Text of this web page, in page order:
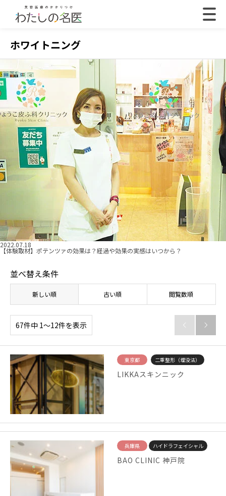
ホワイトニング
2022.07.18
【体験取材】ポテンツァの効果は？経過や効果の実感はいつから？
並べ替え条件
新しい順 古い順 閲覧数順
67件中 1〜12件を表示  
東京都 二重整形（埋没法）
LIKKAスキンニック
兵庫県 ハイドラフェイシャル
BAO CLINIC 神戸院